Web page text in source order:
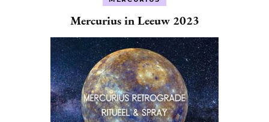
Mercurius in Leeuw 2023